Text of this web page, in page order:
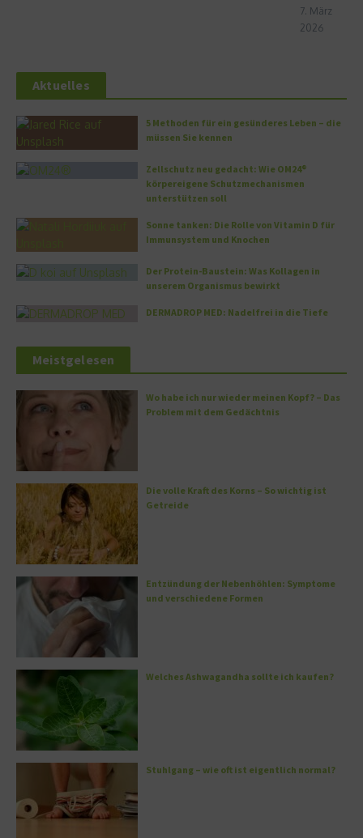
7. März
2026
Aktuelles
5 Methoden für ein gesünderes Leben – die
müssen Sie kennen
Zellschutz neu gedacht: Wie OM24®
körpereigene Schutzmechanismen
unterstützen soll
Sonne tanken: Die Rolle von Vitamin D für
Immunsystem und Knochen
Der Protein-Baustein: Was Kollagen in
unserem Organismus bewirkt
DERMADROP MED: Nadelfrei in die Tiefe
Meistgelesen
Wo habe ich nur wieder meinen Kopf? – Das
Problem mit dem Gedächtnis
Die volle Kraft des Korns – So wichtig ist
Getreide
Entzündung der Nebenhöhlen: Symptome
und verschiedene Formen
Welches Ashwagandha sollte ich kaufen?
Stuhlgang – wie oft ist eigentlich normal?